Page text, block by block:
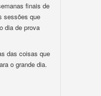
finais de
sessões que
dia de prova
das coisas que
o grande dia.